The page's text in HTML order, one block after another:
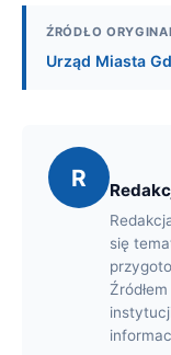
ŹRÓDŁO
Urząd Miasta
R
się